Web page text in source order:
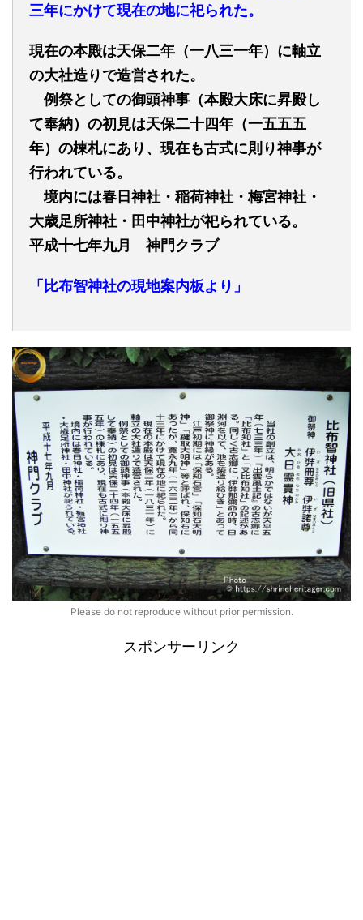
三年にかけて現在の地に祀られた。
現在の本殿は天保二年 （一八三一年）に軸立
の大社造りで造営された。
例祭としての御頭神事（本殿大床に昇殿し
て奉納）の初見は天保二十四年 （一五五五
年） の棟札にあり、現在も古式に則り神事が
行われている。
境内には春日神社・稲荷神社・梅宮神社・
大歳足所神社・田中神社が祀られている。
平成十七年九月 神門クラブ
「比布智神社の現地案内板より」
Please do not reproduce without prior permission.
スポンサーリンク